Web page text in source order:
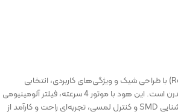
رمگا مدل رز (Rose) با طراحی شیک و ویژگی‌های کاربردی، انتخابی
مناسب برای آشپزخانه‌های مدرن است. این هود با موتور 4 سرعته، فیلتر آلومینیومی
قابل شست‌وشو، سیستم روشنایی SMD و کنترل لمسی، تجربه‌ای راحت و کارآمد از